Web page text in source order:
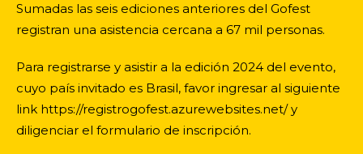
Sumadas las seis ediciones anteriores del Gofest
registran una asistencia cercana a 67 mil personas.
Para registrarse y asistir a la edición 2024 del evento,
cuyo país invitado es Brasil, favor ingresar al siguiente
link https://registrogofest.azurewebsites.net/y
diligenciar el formulario de inscripción.